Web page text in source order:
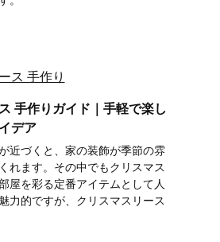
手作りガイド｜手軽で楽し
デア
近づくと、家の装飾が季節の雰
れます。その中でもクリスマス
屋を彩る定番アイテムとして人
力的ですが、クリスマスリース